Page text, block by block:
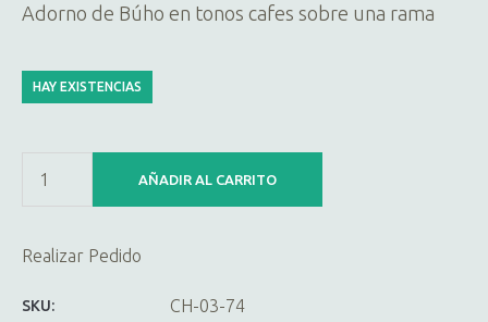
Adorno de Búho en tonos cafes sobre una rama
HAY EXISTENCIAS
AÑADIR AL CARRITO
Realizar Pedido
SKU: CH-03-74